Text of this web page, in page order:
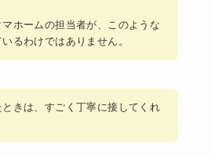
ホームの担当者が、このような
るわけではありません。
きは、すごく丁寧に接してくれ